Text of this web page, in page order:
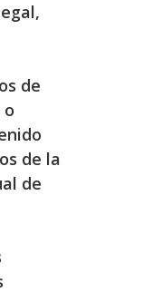
de
o
de la
de